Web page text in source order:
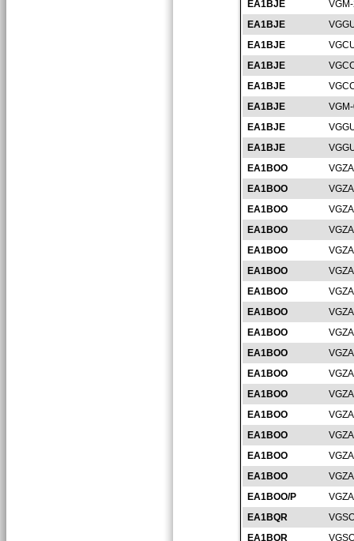
EA1BJE
EA1BJE
EA1BJE
EA1BJE
EA1BJE
EA1BJE
EA1BJE
EA1BJE
EA1BOO
EA1BOO
EA1BOO
EA1BOO
EA1BOO
EA1BOO
EA1BOO
EA1BOO
EA1BOO
EA1BOO
EA1BOO
EA1BOO
EA1BOO
EA1BOO
EA1BOO
EA1BOO
EA1BOO/P
EA1BQR
EA1BQR